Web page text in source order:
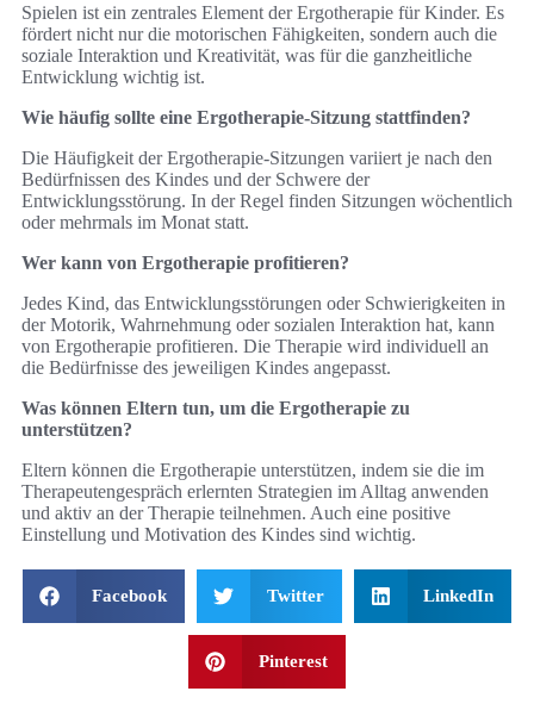
Spielen ist ein zentrales Element der Ergotherapie für Kinder. Es
fördert nicht nur die motorischen Fähigkeiten, sondern auch die
soziale Interaktion und Kreativität, was für die ganzheitliche
Entwicklung wichtig ist.
Wie häufig sollte eine Ergotherapie-Sitzung stattfinden?
Die Häufigkeit der Ergotherapie-Sitzungen variiert je nach den
Bedürfnissen des Kindes und der Schwere der
Entwicklungsstörung. In der Regel finden Sitzungen wöchentlich
oder mehrmals im Monat statt.
Wer kann von Ergotherapie profitieren?
Jedes Kind, das Entwicklungsstörungen oder Schwierigkeiten in
der Motorik, Wahrnehmung oder sozialen Interaktion hat, kann
von Ergotherapie profitieren. Die Therapie wird individuell an
die Bedürfnisse des jeweiligen Kindes angepasst.
Was können Eltern tun, um die Ergotherapie zu
unterstützen?
Eltern können die Ergotherapie unterstützen, indem sie die im
Therapeutengespräch erlernten Strategien im Alltag anwenden
und aktiv an der Therapie teilnehmen. Auch eine positive
Einstellung und Motivation des Kindes sind wichtig.
Facebook Twitter LinkedIn
Pinterest